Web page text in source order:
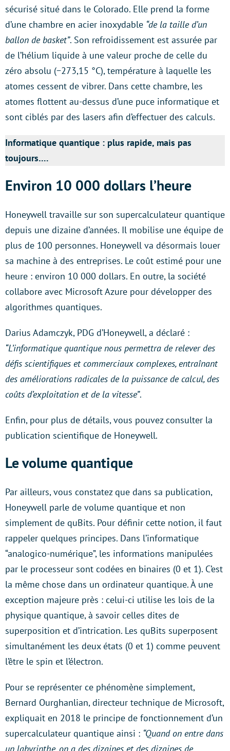
sécurisé situé dans le Colorado. Elle prend la forme
d’une chambre en acier inoxydable “de la taille d’un
ballon de basket”. Son refroidissement est assurée par
de l’hélium liquide à une valeur proche de celle du
zéro absolu (−273,15 °C), température à laquelle les
atomes cessent de vibrer. Dans cette chambre, les
atomes flottent au-dessus d’une puce informatique et
sont ciblés par des lasers afin d’effectuer des calculs.
Informatique quantique : plus rapide, mais pas
toujours….
Environ 10 000 dollars l’heure
Honeywell travaille sur son supercalculateur quantique
depuis une dizaine d’années. Il mobilise une équipe de
plus de 100 personnes. Honeywell va désormais louer
sa machine à des entreprises. Le coût estimé pour une
heure : environ 10 000 dollars. En outre, la société
collabore avec Microsoft Azure pour développer des
algorithmes quantiques.
Darius Adamczyk, PDG d’Honeywell, a déclaré :
“L’informatique quantique nous permettra de relever des
défis scientifiques et commerciaux complexes, entraînant
des améliorations radicales de la puissance de calcul, des
coûts d’exploitation et de la vitesse”.
Enfin, pour plus de détails, vous pouvez consulter la
publication scientifique de Honeywell.
Le volume quantique
Par ailleurs, vous constatez que dans sa publication,
Honeywell parle de volume quantique et non
simplement de quBits. Pour définir cette notion, il faut
rappeler quelques principes. Dans l’informatique
“analogico-numérique”, les informations manipulées
par le processeur sont codées en binaires (0 et 1). C’est
la même chose dans un ordinateur quantique. À une
exception majeure près : celui-ci utilise les lois de la
physique quantique, à savoir celles dites de
superposition et d’intrication. Les quBits superposent
simultanément les deux états (0 et 1) comme peuvent
l’être le spin et l’électron.
Pour se représenter ce phénomène simplement,
Bernard Ourghanlian, directeur technique de Microsoft,
expliquait en 2018 le principe de fonctionnement d’un
supercalculateur quantique ainsi : “Quand on entre dans